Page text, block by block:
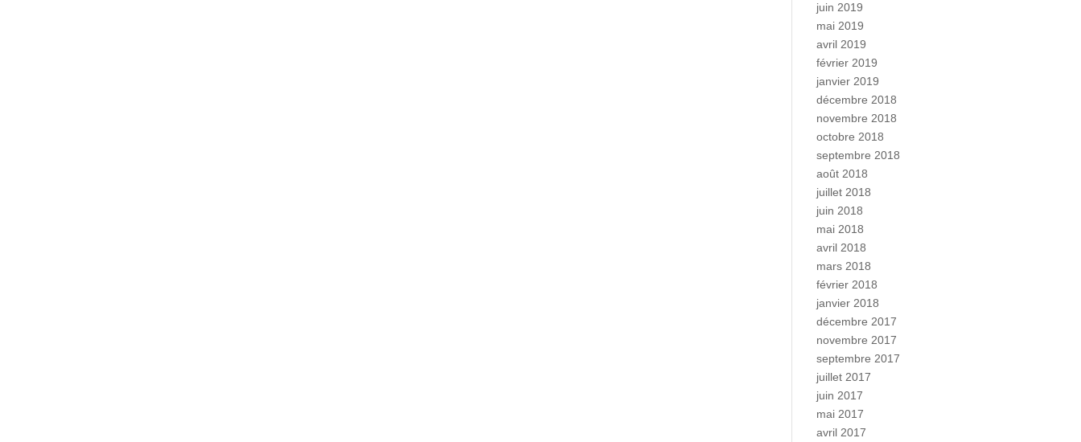
juin 2019
mai 2019
avril 2019
février 2019
janvier 2019
décembre 2018
novembre 2018
octobre 2018
septembre 2018
août 2018
juillet 2018
juin 2018
mai 2018
avril 2018
mars 2018
février 2018
janvier 2018
décembre 2017
novembre 2017
septembre 2017
juillet 2017
juin 2017
mai 2017
avril 2017